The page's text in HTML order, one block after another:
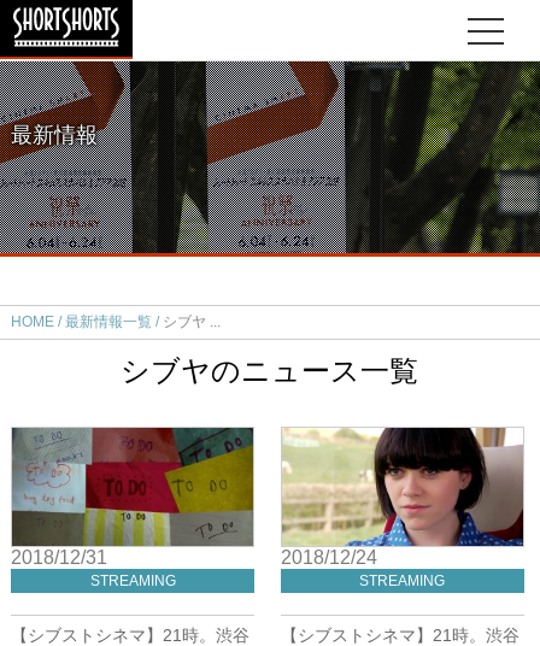
最新情報
HOME 最新情報一覧 シブヤ
シブヤのニュース一覧
2018/12/31
STREAMING
【シブストシネマ】21時。渋谷
2018/12/24
STREAMING
【シブストシネマ】21時。渋谷